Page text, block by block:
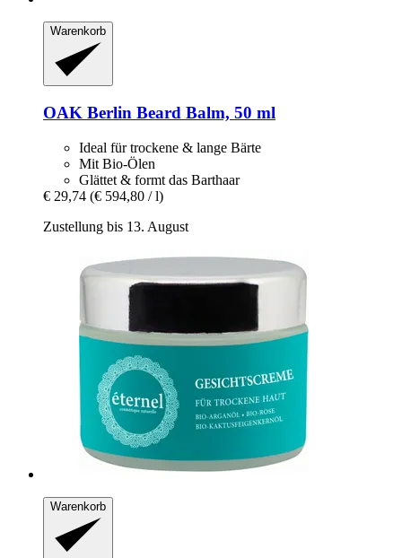
Warenkorb
OAK Berlin Beard Balm, 50 ml
Ideal für trockene & lange Bärte
Mit Bio-Ölen
Glättet & formt das Barthaar
€ 29,74 (€ 594,80 / l)
Zustellung bis 13. August
Warenkorb